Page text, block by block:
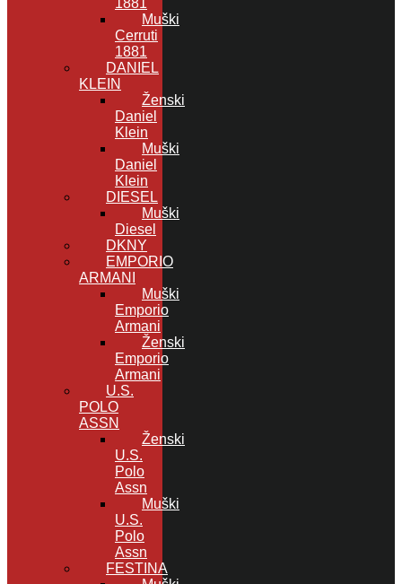
Muški
Cerruti
1881
DANIEL
KLEIN
Ženski
Daniel
Klein
Muški
Daniel
Klein
DIESEL
Muški
Diesel
DKNY
EMPORIO
ARMANI
Muški
Emporio
Armani
Ženski
Emporio
Armani
U.S.
POLO
ASSN
Ženski
U.S.
Polo
Assn
Muški
U.S.
Polo
Assn
FESTINA